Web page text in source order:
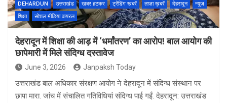
DEHARDUN उत्तराखंड खबर हटकर ट्रेंडिंग खबरें ताज़ा ख़बरें देहरादून
न्यूज़
शिक्षा
सोशल मीडिया वायरल
देहरादून में शिक्षा की आड़ में ‘धर्मांतरण’ का आरोप! बाल आयोग की
छापेमारी में मिले संदिग्ध दस्तावेज
June 3, 2026 Janpaksh Today
उत्तराखंड बाल अधिकार संरक्षण आयोग ने देहरादून में संदिग्ध संस्थान पर
छापा मारा. जांच में संचालित गतिविधियां संदिग्ध पाई गईं. देहरादून: उत्तराखंड